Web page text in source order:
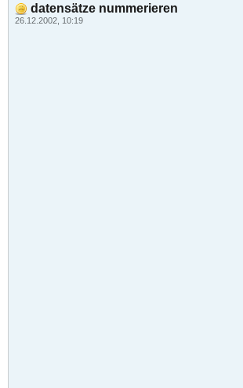
datensätze nummerieren
26.12.2002, 10:19